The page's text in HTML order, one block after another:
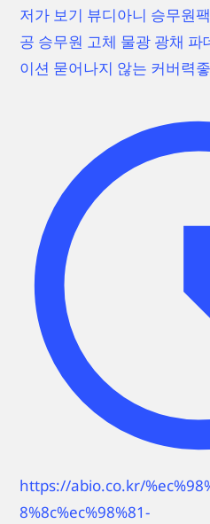
저가 보기 뷰디아니 승무원
공 승무원 고체 물광 광채 파
이션 묻어나지 않는 커버력
https://abio.co.kr/
8%8c%ec%98%81-